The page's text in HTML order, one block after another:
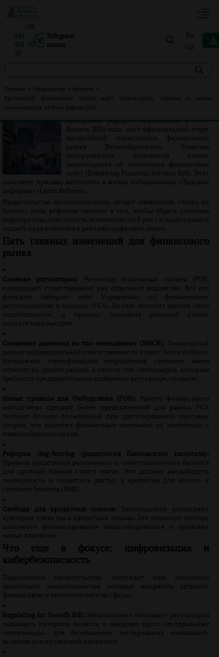
+38
044
451 50
50
Telegram
канал
En
Ua
Главная > Медиацентр > Новости
>
Британский финансовый сектор ждет перезагрузка: главное о новом
законопроекте из Речи Короля 2026
Британский финансовый сектор ждет перезагрузка:
главное о новом законопроекте из Речи Короля 2026
Опубликовано: Ліна Юрченко 22.05.2026
Программа реформ, объявленная в Речи
Короля 2026 года, дает официальный старт
масштабной перестройке финансового
рынка Великобритании. Главным
инструментом изменений станет
законопроект об улучшении финансовых
услуг (Enhancing Financial Services Bill). Этот
документ призван воплотить в жизнь амбициозные «Лидские
реформы» (Leeds Reforms).
Правительство Великобритании делает очевидную ставку на
бизнес: цель реформы состоит в том, чтобы убрать лишнюю
бюрократию, подстегнуть экономический рост и адаптировать
защиту прав клиентов к реалиям цифровой эпохи.
Пять главных изменений для финансового
рынка
Слияние регуляторов: Регулятор платежных систем (PSR)
прекращает существование как отдельное ведомство. Все его
функции забирает себе Управление по финансовому
регулированию и надзору (FCA). Бизнес получит единое окно
подотчетности, а процесс принятия решений станет
значительно быстрее.
Снижение давления на топ-менеджмент (SMCR): Знаменитый
режим индивидуальной ответственности станет более гибким.
Излишнюю сертификацию сотрудников среднего звена
отменят на уровне закона, а список топ-менеджеров, которым
требуется предварительное одобрение регулятора, сократят.
Новые правила для Омбудсмена (FOS): Работу Финансового
омбудсмена сделают более предсказуемой для рынка. FCA
получит больше полномочий при урегулировании массовых
споров, что защитит финансовые компании от хаотичных и
лавинообразных исков.
Реформа ring-fencing (разделения банковского капитала):
Правила разделения розничного и инвестиционного бизнеса
для крупных банков станут мягче. Это должно высвободить
ликвидность и упростить доступ к кредитам для малого и
среднего бизнеса (SME).
Свобода для кредитных союзов: Законодатели расширяют
критерии членства в кредитных союзах. Это позволит сектору
взаимного финансирования масштабироваться и привлечь
новых клиентов.
Что еще в фокусе: цифровизация и
кибербезопасность
Параллельно правительство запускает еще несколько
важнейших законопроектов, которые напрямую затронут
финансовую и технологическую сферы:
Regulating for Growth Bill: Законопроект обязывает регуляторов
защищать интересы бизнеса и внедряет кросс-секторальные
«песочницы» для безопасного тестирования инноваций,
включая искусственный интеллект.